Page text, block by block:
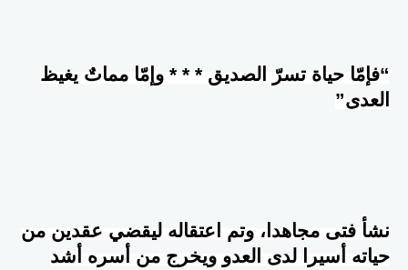
“فإمّا حياة تسرّ الصديق * * * وإمّا مماتٌ يغيظ
العدى”
نشأ فتى مجاهدا، وتم اعتقاله ليقضي عقدين من
حياته أسيرا لدى العدو ويخرج من أسره أشد